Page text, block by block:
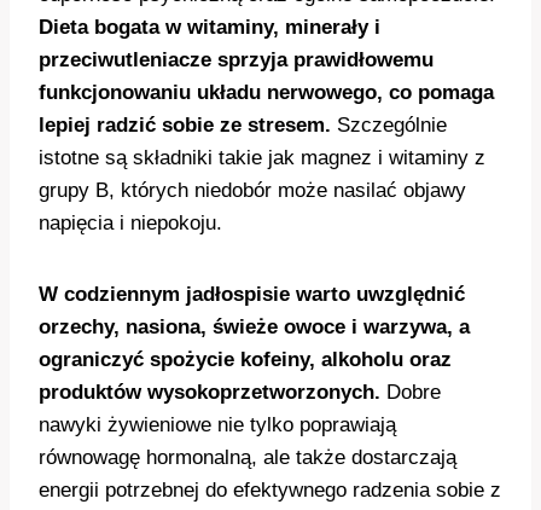
Dieta bogata w witaminy, minerały i
przeciwutleniacze sprzyja prawidłowemu
funkcjonowaniu układu nerwowego, co pomaga
lepiej radzić sobie ze stresem. Szczególnie
istotne są składniki takie jak magnez i witaminy z
grupy B, których niedobór może nasilać objawy
napięcia i niepokoju.
W codziennym jadłospisie warto uwzględnić
orzechy, nasiona, świeże owoce i warzywa, a
ograniczyć spożycie kofeiny, alkoholu oraz
produktów wysokoprzetworzonych. Dobre
nawyki żywieniowe nie tylko poprawiają
równowagę hormonalną, ale także dostarczają
energii potrzebnej do efektywnego radzenia sobie z